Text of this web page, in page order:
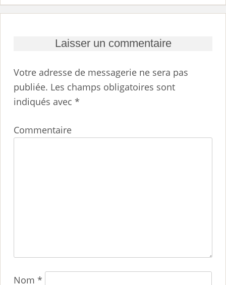
Laisser un commentaire
Votre adresse de messagerie ne sera pas
publiée. Les champs obligatoires sont
indiqués avec*
Commentaire
Nom*